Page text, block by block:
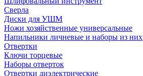
Сверла
Диски для УШМ
Ножи хозяйственные универсальные
Напильники личневые и наборы из них
Отвертки
Ключи торцевые
Наборы отверток
Отвертки диэлектрические